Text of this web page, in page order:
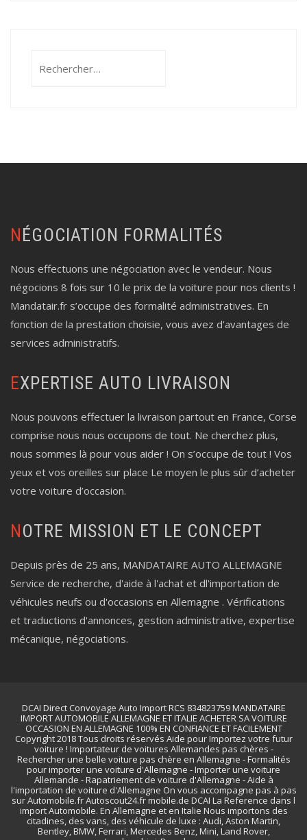
NÉGOCIATION FORMALITÉS
Nous effectuons une négociation avec le vendeur. Nous
négocions 8 fois sur 10 le prix de la voiture pour nos clients !
Mandatair.fr s’occupe des formalité administratives. En
fonction de la prestation choisie, vous avez d’avantages de
services administratifs.
EXPERTISE AUTO LIVRAISON
Nous pouvons effectuer la livraison partout en France, Corse
comprise nous nous occupons de tout. Ne cherchez plus,
nous sommes là pour vous aider ! On s’occupe de tout ! Vos
yeux et vos oreilles sur place Le moyen le plus sûr d’acheter
votre voiture d’occasion.
NOTRE MISSION ET LE CONCEPT
Depuis près de 25 ans, MANDATAIRE AUTO ALLEMAGNE
Service de recherche, d'aide à l'achat et dl'importation de
véhicules neufs ou d'occasions en Allemagne . Vérifications
et traductions d'annonces, gestion administrative, expertise
mécanique, négociations.
DCAI Direct Convoyage Auto Import RCS 834823759 MANDATAIRE
IMPORT AUTOMOBILE ALLEMAGNE ET ITALIE ACHETER SA VOITURE
OCCASION EN ALLEMAGNE 100% EN CONFIANCE ET FACILEMENT
Copyright 2018 Tous droits réservés Aide pour Importez votre futur
voiture ! Importateur de voitures Allemandes pas chères -
Rechercher une belle voiture pas chère en Allemagne - Formalités
pour importer une voiture d'Allemagne - Importer une voiture
Allemande - Rapatriement de voiture d'Allemagne - Aide à
l'importation de voiture d'Allemagne On vous accompagne pas à pas
sur Automobile.fr Autoscout24.fr mobile.de DCAI La Reference dans l
import Automobile. En Allemagne et en Italie Nous importons des
citadines, des vans, des véhicule de luxe : Audi, Aston Martin,
Bentley, BMW, Ferrari, Mercedes Benz, Mini, Land Rover,